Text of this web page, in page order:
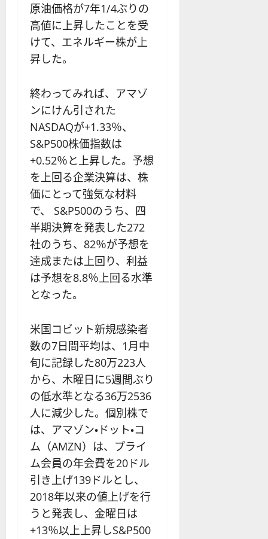
原油価格が7年1/4ぶりの
高値に上昇したことを受
けて、エネルギー株が上
昇した。
終わってみれば、アマゾ
ンにけん引された
NASDAQが+1.33％、
S&P500株価指数は
+0.52％と上昇した。予想
を上回る企業決算は、株
価にとって強気な材料
で、 S&P500のうち、四
半期決算を発表した272
社のうち、82％が予想を
達成または上回り、利益
は予想を8.8％上回る水準
となった。
米国コビット新規感染者
数の7日間平均は、1月中
旬に記録した80万223人
から、木曜日に5週間ぶり
の低水準となる36万2536
人に減少した。個別株で
は、アマゾン・ドット・コ
ム（AMZN）は、プライ
ム会員の年会費を20ドル
引き上げ139ドルとし、
2018年以来の値上げを行
うと発表し、金曜日は
+13％以上上昇しS&P500